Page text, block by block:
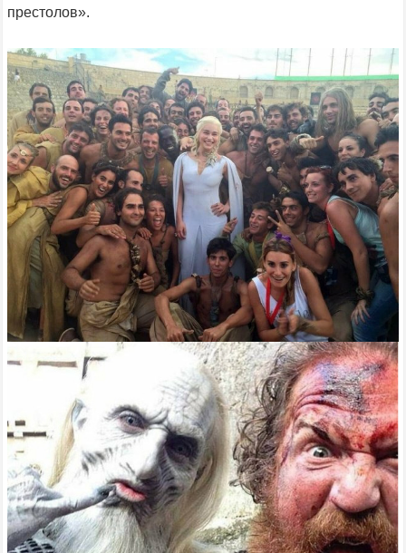
престолов».